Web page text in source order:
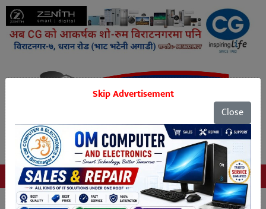
Tags
Skip Advertisement
Close